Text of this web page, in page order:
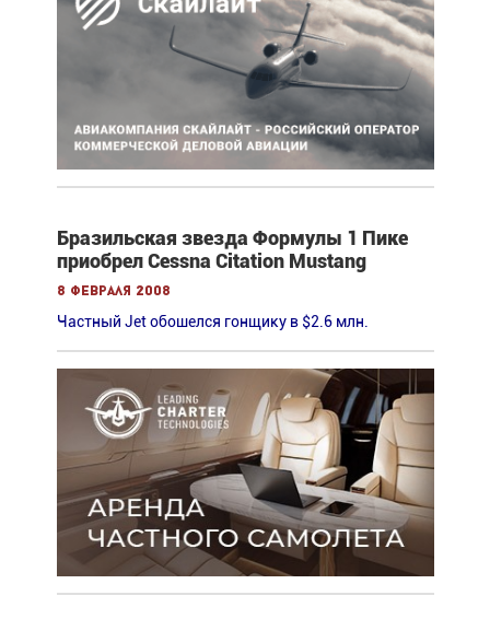
Бразильская звезда Формулы 1 Пике
приобрел Cessna Citation Mustang
8 февраля 2008
Частный Jet обошелся гонщику в $2.6 млн.